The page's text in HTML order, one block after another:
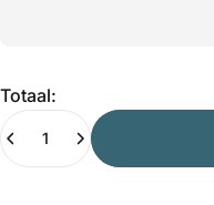
Totaal:
Hoeveelheid